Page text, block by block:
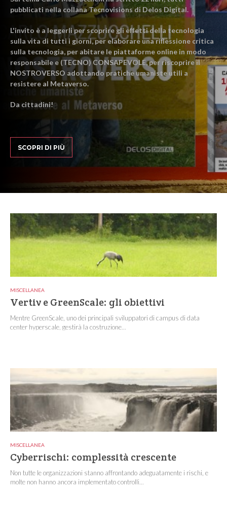
pubblicati nella collana Tecnovisions di Delos Digital.
L'invito è a leggerli per scoprire gli effetti della tecnologia
sulla vita di tutti i giorni, per elaborare una riflessione critica
sulla tecnologia, per abitare le piattaforme online in modo
responsabile e (TECNO) CONSAPEVOLE, per riscoprire il
NOSTROVERSO adottando pratiche umaniste utili a
resistere al Metaverso.
Da cittadini!
SCOPRI DI PIÙ
MISCELLANEA
Vertiv e GreenScale: gli obiettivi
Mentre GreenScale, uno dei principali sviluppatori di campus di data
center hyperscale, gestirà la costruzione...
MISCELLANEA
Cyberrischi: complessità crescente
Non tutte le organizzazioni stanno affrontando adeguatamente i rischi, e
molte non hanno ancora implementato controlli...